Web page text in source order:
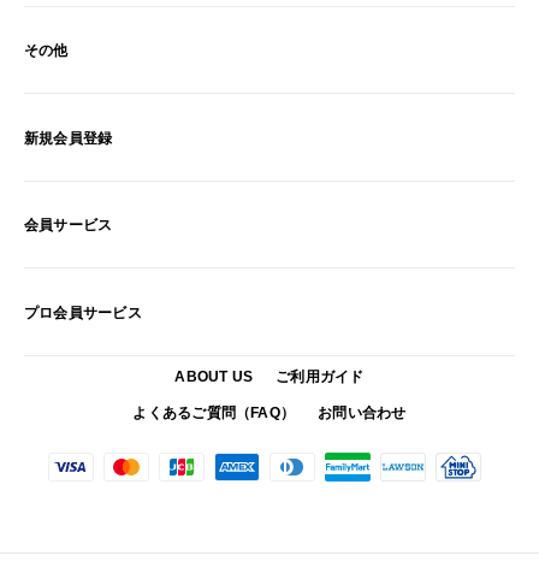
その他
新規会員登録
会員サービス
プロ会員サービス
ABOUT US ご利用ガイド
よくあるご質問（FAQ） お問い合わせ